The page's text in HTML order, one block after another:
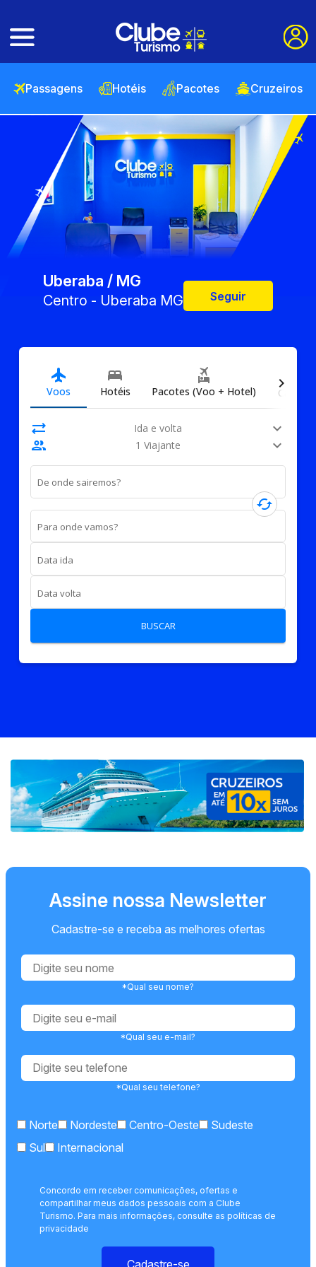
Passagens Hotéis Pacotes Cruzeiros
Uberaba / MG
Centro - Uberaba MG Seguir
flight
Voos
bed
Hotéis
flights_and_hotels
Pacotes (Voo + Hotel) Carros
sync_alt Ida e volta
expand_more
people
1 Viajante expand_more
De onde sairemos?
cached
Para onde vamos?
Data ida
Data volta
BUSCAR
chevron_right
Assine nossa Newsletter
Cadastre-se e receba as melhores ofertas
*Qual seu nome?
*Qual seu e-mail?
*Qual seu telefone?
Norte Nordeste Centro-Oeste
Sudeste
Sul
Internacional
Concordo em receber comunicações, ofertas e
compartilhar meus dados pessoais com a Clube
Turismo. Para mais informações, consulte as políticas de
privacidade
Cadastre-se